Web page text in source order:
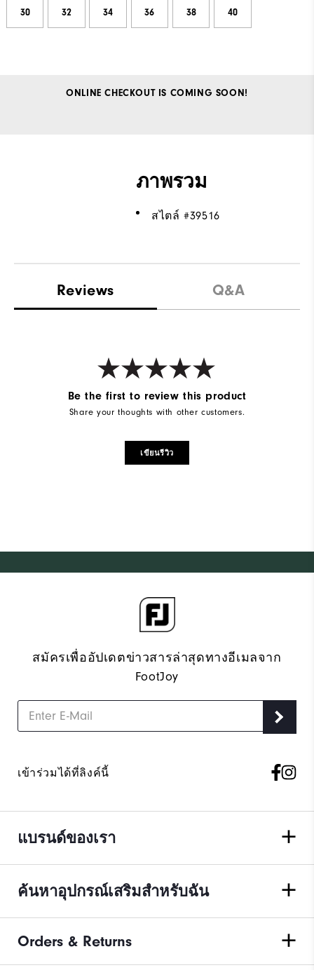
30 32 34 36 38 40
ONLINE CHECKOUT IS COMING SOON!
ภาพรวม
สไตล์ #39516
Reviews Q&A
Be the first to review this product
Share your thoughts with other customers.
เขียนรีวิว
สมัครเพื่ออัปเดตข่าวสารล่าสุดทางอีเมลจาก
FootJoy
เข้าร่วมได้ที่ลิงค์นี้
แบรนด์ของเรา
ค้นหาอุปกรณ์เสริมสำหรับฉัน
Orders & Returns